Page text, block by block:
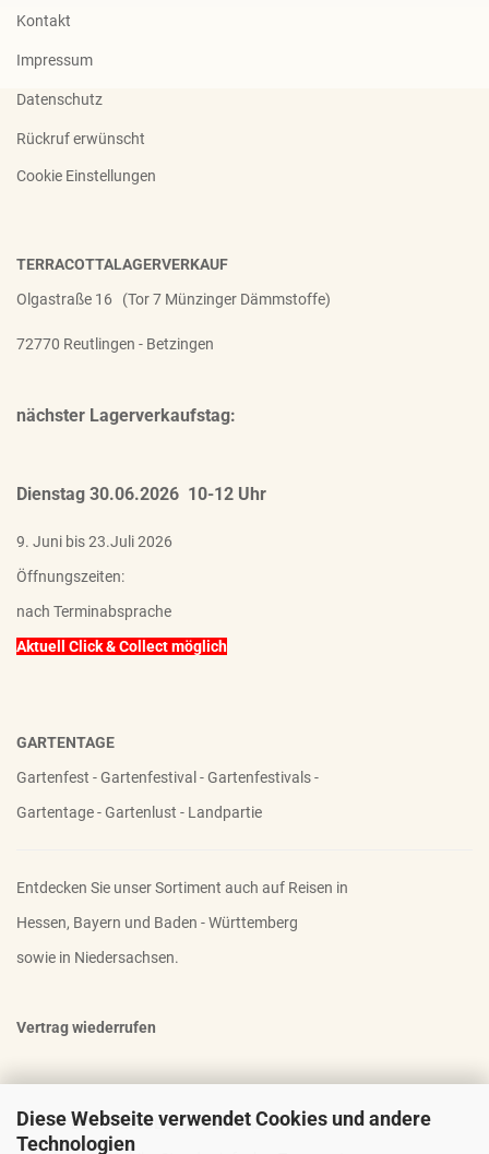
Diese Webseite verwendet Cookies und andere
Technologien
Kontakt
Impressum
Datenschutz
Rückruf erwünscht
Cookie Einstellungen
TERRACOTTALAGERVERKAUF
Olgastraße 16 (Tor 7 Münzinger Dämmstoffe)
72770 Reutlingen - Betzingen
nächster Lagerverkaufstag:
Dienstag 30.06.2026 10-12 Uhr
9. Juni bis 23.Juli 2026
Öffnungszeiten:
nach Terminabsprache
Aktuell Click & Collect möglich
GARTENTAGE
Gartenfest - Gartenfestival - Gartenfestivals -
Gartentage - Gartenlust - Landpartie
Entdecken Sie unser Sortiment auch auf Reisen in
Hessen, Bayern und Baden - Württemberg
sowie in Niedersachsen.
Vertrag wiederrufen
OTTO - DER FAMOSE STAUDENHALTER